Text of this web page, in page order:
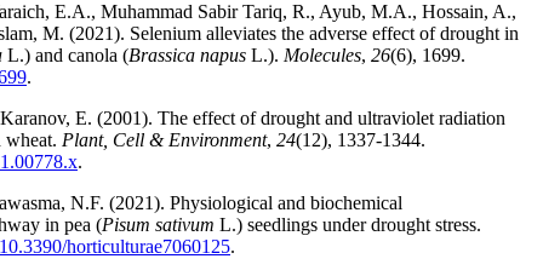
E.A., Muhammad Sabir Tariq, R., Ayub, M.A., Hossain, A.,
M. (2021). Selenium alleviates the adverse effect of drought in
L.) and canola (Brassica napus L.). Molecules, 26(6), 1699.
.
E. (2001). The effect of drought and ultraviolet radiation
wheat. Plant, Cell & Environment, 24(12), 1337-1344.
.
N.F. (2021). Physiological and biochemical
in pea (Pisum sativum L.) seedlings under drought stress.
horticulturae7060125.